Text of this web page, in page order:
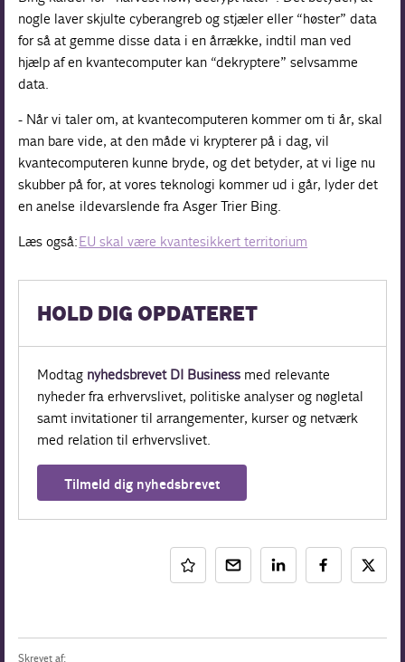
nogle laver skjulte cyberangreb og stjæler eller “høster” data
for så at gemme disse data i en årrække, indtil man ved
hjælp af en kvantecomputer kan “dekryptere” selvsamme
data.
- Når vi taler om, at kvantecomputeren kommer om ti år, skal
man bare vide, at den måde vi krypterer på i dag, vil
kvantecomputeren kunne bryde, og det betyder, at vi lige nu
skubber på for, at vores teknologi kommer ud i går, lyder det
en anelse ildevarslende fra Asger Trier Bing.
Læs også:EU skal være kvantesikkert territorium
HOLD DIG OPDATERET
Modtag nyhedsbrevet DI Business med relevante
nyheder fra erhvervslivet, politiske analyser og nøgletal
samt invitationer til arrangementer, kurser og netværk
med relation til erhvervslivet.
Tilmeld dig nyhedsbrevet